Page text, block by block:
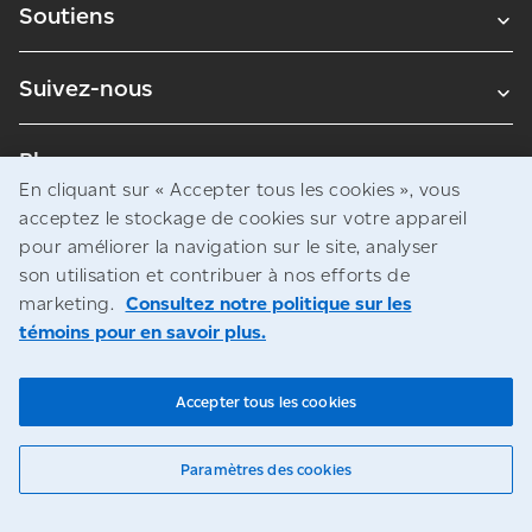
Soutiens
Suivez-nous
Blogues
© Société canadienne des postes
Avis juridiques
Accès à l’information
En cliquant sur « Accepter tous les cookies », vous
acceptez le stockage de cookies sur votre appareil
pour améliorer la navigation sur le site, analyser
son utilisation et contribuer à nos efforts de
marketing. Consultez notre politique sur les
témoins pour en savoir plus.
Paramètres des cookies
Accepter tous les cookies